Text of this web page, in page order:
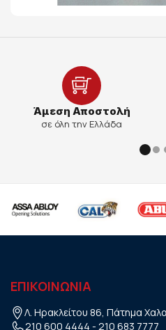
Άμεση Αποστολή
σε όλη την Ελλάδα
ΕΠΙΚΟΙΝΩΝΙΑ
Λ. Ηρακλείτου 86, Πάτημα
210 600 4444 - 210 683 7777